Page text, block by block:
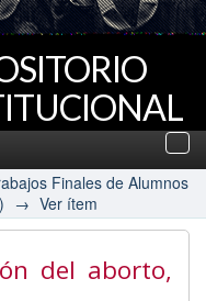
Finales de Alumnos
→ Ver ítem
del aborto,